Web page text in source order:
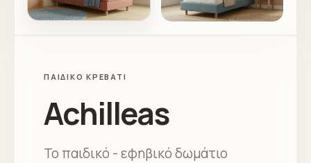
ΠΑΙΔΙΚΌ ΚΡΕΒΆΤΙ
Achilleas
Το παιδικό - εφηβικό δωμάτιο